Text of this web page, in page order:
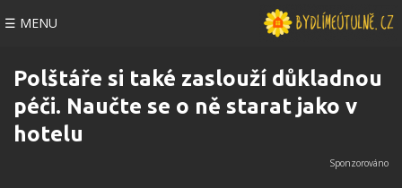
☰ MENU
Polštáře si také zaslouží důkladnou
péči. Naučte se o ně starat jako v
hotelu